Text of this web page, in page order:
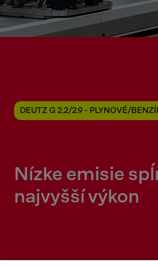
DEUTZ G 2.2/2.9 - PLYNOVÉ/
Nízke emisie
najvyšší výkon